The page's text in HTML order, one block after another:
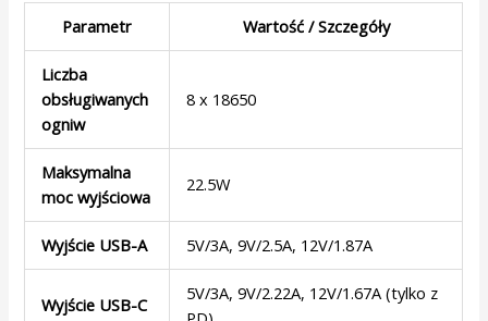
Parametr Wartość / Szczegóły
Liczba
obsługiwanych
ogniw
8 x 18650
Maksymalna
moc wyjściowa
22.5W
Wyjście USB-A 5V/3A, 9V/2.5A, 12V/1.87A
Wyjście USB-C
5V/3A, 9V/2.22A, 12V/1.67A (tylko z